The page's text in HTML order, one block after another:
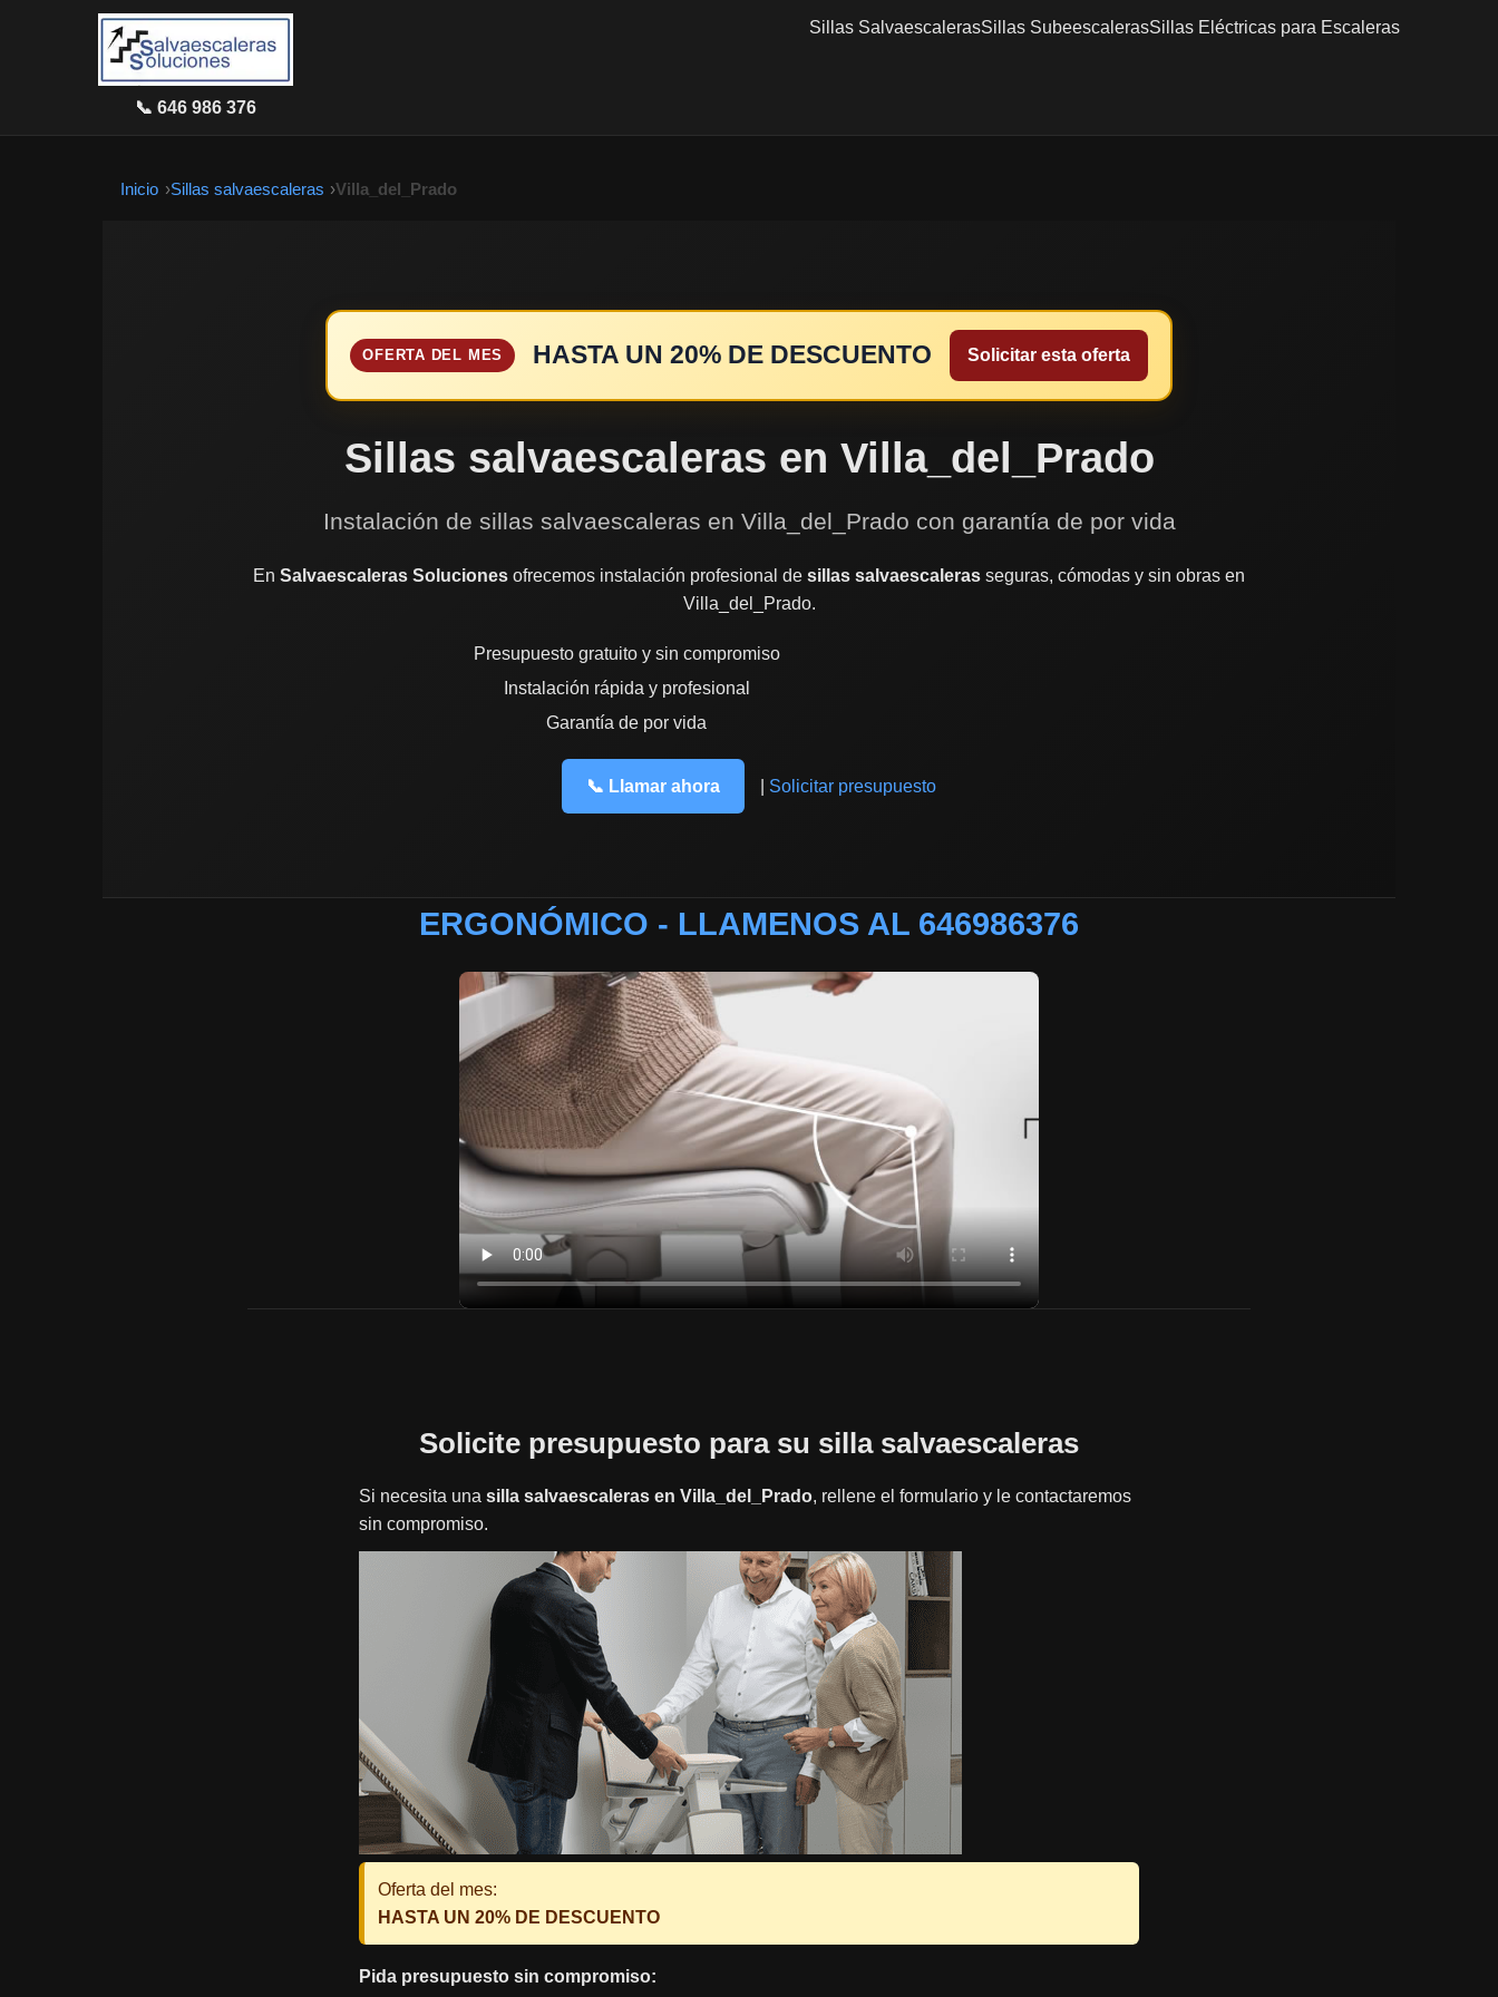
📞 646 986 376
Sillas SalvaescalerasSillas SubeescalerasSillas Eléctricas para Escaleras
Inicio Sillas salvaescaleras Villa_del_Prado
OFERTA DEL MES HASTA UN 20% DE DESCUENTO Solicitar esta oferta
Sillas salvaescaleras en Villa_del_Prado
Instalación de sillas salvaescaleras en Villa_del_Prado con garantía de por vida
En Salvaescaleras Soluciones ofrecemos instalación profesional de sillas salvaescaleras seguras, cómodas y sin obras en
Villa_del_Prado.
Presupuesto gratuito y sin compromiso
Instalación rápida y profesional
Garantía de por vida
📞 Llamar ahora Solicitar presupuesto
ERGONÓMICO - LLAMENOS AL 646986376
Solicite presupuesto para su silla salvaescaleras
Si necesita una silla salvaescaleras en Villa_del_Prado, rellene el formulario y le contactaremos
sin compromiso.
Oferta del mes:
HASTA UN 20% DE DESCUENTO
Pida presupuesto sin compromiso: